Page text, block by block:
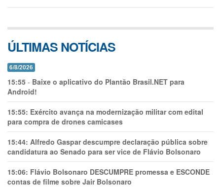
ÚLTIMAS NOTÍCIAS
6/8/2026
15:55 - Baixe o aplicativo do Plantão Brasil.NET para
Android!
15:55: Exército avança na modernização militar com edital
para compra de drones camicases
15:44: Alfredo Gaspar descumpre declaração pública sobre
candidatura ao Senado para ser vice de Flávio Bolsonaro
15:06: Flávio Bolsonaro DESCUMPRE promessa e ESCONDE
contas de filme sobre Jair Bolsonaro